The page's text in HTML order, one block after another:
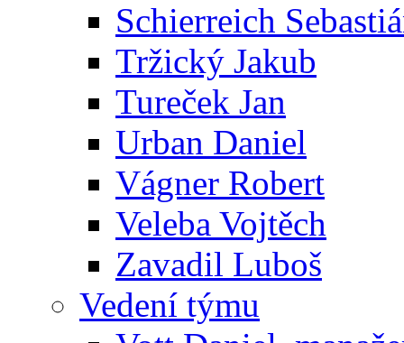
Schierreich
Tržický Jakub
Tureček Jan
Urban Daniel
Vágner Robert
Veleba Vojtěch
Zavadil Luboš
Vedení týmu